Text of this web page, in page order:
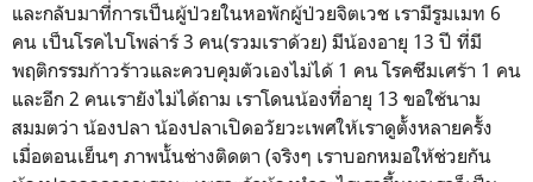
และกลับมาที่การเป็นผู้ป่วยในหอพักผู้ป่วยจิตเวช เรามีรูมเมท 6
คน เป็นโรคไบโพล่าร์ 3 คน(รวมเราด้วย) มีน้องอายุ 13 ปี ที่มี
พฤติกรรมก้าวร้าวและควบคุมตัวเองไม่ได้ 1 คน โรคซึมเศร้า 1 คน
และอีก 2 คนเรายังไม่ได้ถาม เราโดนน้องที่อายุ 13 ขอใช้นาม
สมมตว่า น้องปลา น้องปลาเปิดอวัยวะเพศให้เราดูตั้งหลายครั้ง
เมื่อตอนเย็นๆ ภาพนั้นช่างติดตา (จริงๆ เราบอกหมอให้ช่วยกัน